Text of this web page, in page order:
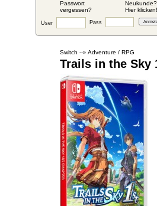
Passwort
vergessen?
Neukunde?
Hier klicken!
User Pass
Switch --» Adventure / RPG
Trails in the Sky